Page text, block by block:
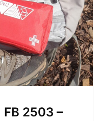
FB 2503 –